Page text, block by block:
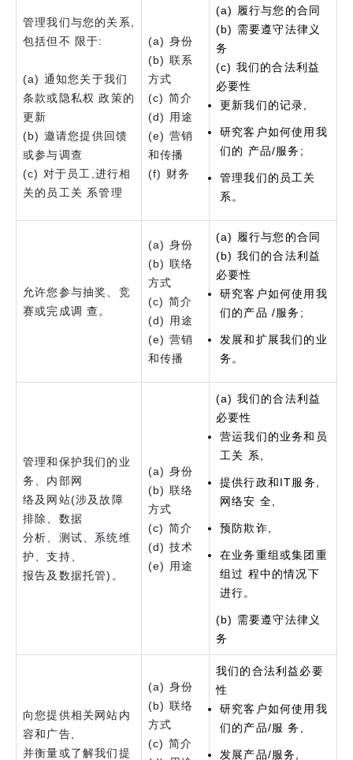
管理我们与您的关系,
包括但不 限于:
(a) 通知您关于我们
条款或隐私权 政策的
更新
(b) 邀请您提供回馈
或参与调查
(c) 对于员工,进行相
关的员工关 系管理
(a) 身份
(b) 联系
方式
(c) 简介
(d) 用途
(e) 营销
和传播
(f) 财务
(a) 履行与您的合同
(b) 需要遵守法律义
务
(c) 我们的合法利益
必要性
更新我们的记录,
研究客户如何使用我
们的 产品/服务;
管理我们的员工关
系。
允许您参与抽奖、竞
赛或完成调 查。
(a) 身份
(b) 联络
方式
(c) 简介
(d) 用途
(e) 营销
和传播
(a) 履行与您的合同
(b) 我们的合法利益
必要性
研究客户如何使用我
们的产品 /服务;
发展和扩展我们的业
务。
管理和保护我们的业
务、内部网
络及网站(涉及故障
排除、数据
分析、测试、系统维
护、支持、
报告及数据托管)。
(a) 身份
(b) 联络
方式
(c) 简介
(d) 技术
(e) 用途
(a) 我们的合法利益
必要性
营运我们的业务和员
工关 系,
提供行政和IT服务,
网络安 全,
预防欺诈,
在业务重组或集团重
组过 程中的情况下
进行。
(b) 需要遵守法律义
务
向您提供相关网站内
容和广告,
并衡量或了解我们提
(a) 身份
(b) 联络
方式
(c) 简介
我们的合法利益必要
性
研究客户如何使用我
们的产品/服 务,
发展产品/服务,